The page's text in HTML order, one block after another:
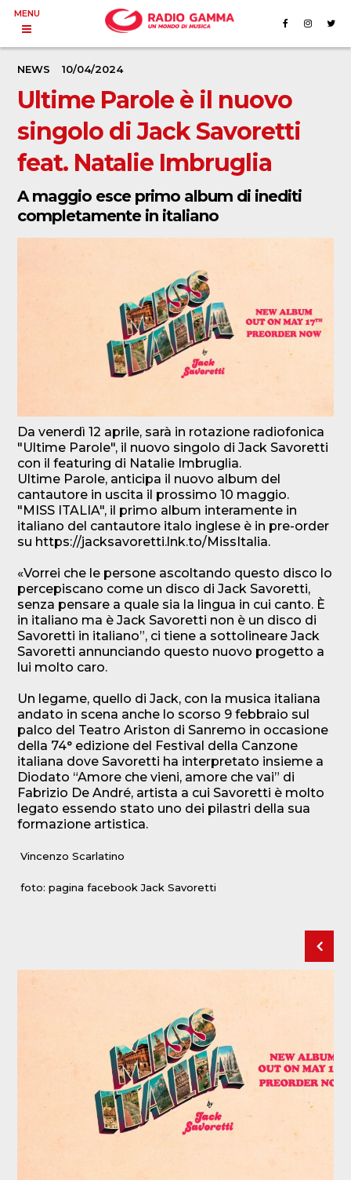
MENU
NEWS 10/04/2024
Ultime Parole è il nuovo
singolo di Jack Savoretti
feat. Natalie Imbruglia
A maggio esce primo album di inediti
completamente in italiano
Da venerdì 12 aprile, sarà in rotazione radiofonica
"Ultime Parole", il nuovo singolo di Jack Savoretti
con il featuring di Natalie Imbruglia.
Ultime Parole, anticipa il nuovo album del
cantautore in uscita il prossimo 10 maggio.
"MISS ITALIA", il primo album interamente in
italiano del cantautore italo inglese è in pre-order
su https://jacksavoretti.lnk.to/MissItalia.
«Vorrei che le persone ascoltando questo disco lo
percepiscano come un disco di Jack Savoretti,
senza pensare a quale sia la lingua in cui canto. È
in italiano ma è Jack Savoretti non è un disco di
Savoretti in italiano”, ci tiene a sottolineare Jack
Savoretti annunciando questo nuovo progetto a
lui molto caro.
Un legame, quello di Jack, con la musica italiana
andato in scena anche lo scorso 9 febbraio sul
palco del Teatro Ariston di Sanremo in occasione
della 74° edizione del Festival della Canzone
italiana dove Savoretti ha interpretato insieme a
Diodato “Amore che vieni, amore che vai” di
Fabrizio De André, artista a cui Savoretti è molto
legato essendo stato uno dei pilastri della sua
formazione artistica.
Vincenzo Scarlatino
foto: pagina facebook Jack Savoretti